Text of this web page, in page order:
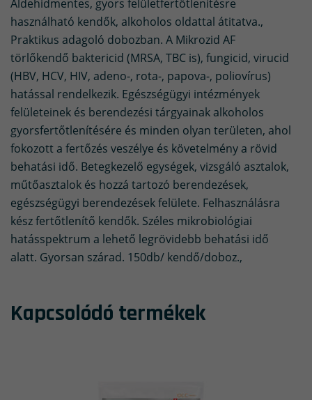
Aldehidmentes, gyors felületfertőtlenítésre
használható kendők, alkoholos oldattal átitatva.,
Praktikus adagoló dobozban. A Mikrozid AF
törlőkendő baktericid (MRSA, TBC is), fungicid, virucid
(HBV, HCV, HIV, adeno-, rota-, papova-, poliovírus)
hatással rendelkezik. Egészségügyi intézmények
felületeinek és berendezési tárgyainak alkoholos
gyorsfertőtlenítésére és minden olyan területen, ahol
fokozott a fertőzés veszélye és követelmény a rövid
behatási idő. Betegkezelő egységek, vizsgáló asztalok,
műtőasztalok és hozzá tartozó berendezések,
egészségügyi berendezések felülete. Felhasználásra
kész fertőtlenítő kendők. Széles mikrobiológiai
hatásspektrum a lehető legrövidebb behatási idő
alatt. Gyorsan szárad. 150db/ kendő/doboz.,
Kapcsolódó termékek